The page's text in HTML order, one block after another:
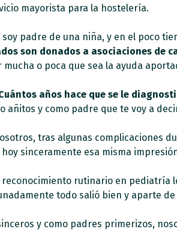
mayorista para la hostelería.
padre de una niña, y en el poco
son donados a asociaciones de
o poca que sea la ayuda
años hace que se le
añitos y como padre que te voy a
tras algunas complicaciones
sinceramente esa misma
reconocimiento rutinario en
todo salió bien y aparte
y como padres primerizos,